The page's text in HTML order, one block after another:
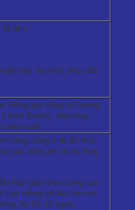
tố như:
hộp: ép nhũ, thúc đổi,
Hồng gia công số lượng
kích thước), đáp ứng
sản xuất.
hàng cũng như độ khó,
gia công sẽ có sự thay
hộp giấy tròn cứng cao
Lạc Hồng sẽ lâu hơn so
từ 10-12 ngày.